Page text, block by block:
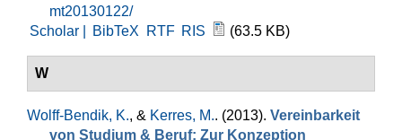
mt20130122/
Scholar |
BibTeX RTF RIS (63.5 KB)
W
Wolff-Bendik, K., & Kerres, M.. (2013). Vereinbarkeit
von Studium & Beruf: Zur Konzeption